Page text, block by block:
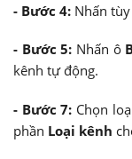
- Bước 4: Nhấn
- Bước 5: Nhấn ô
kênh tự động.
- Bước 7: Chọn
phần Loại kênh